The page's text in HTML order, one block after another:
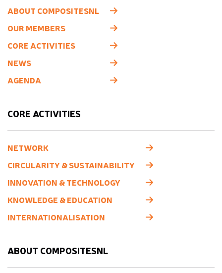
ABOUT COMPOSITESNL
OUR MEMBERS
CORE ACTIVITIES
NEWS
AGENDA
CORE ACTIVITIES
NETWORK
CIRCULARITY & SUSTAINABILITY
INNOVATION & TECHNOLOGY
KNOWLEDGE & EDUCATION
INTERNATIONALISATION
ABOUT COMPOSITESNL